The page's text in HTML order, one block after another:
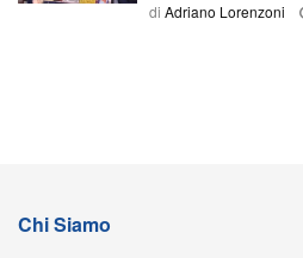
di Adriano Lorenzoni
Chi Siamo